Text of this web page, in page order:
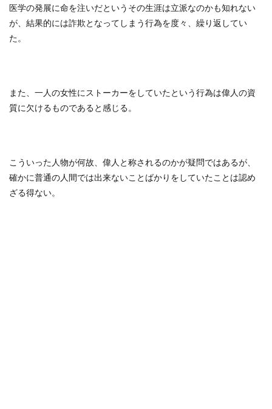
医学の発展に命を注いだというその生涯は立派なのかも知れない
が、結果的には詐欺となってしまう行為を度々、繰り返してい
た。
また、一人の女性にストーカーをしていたという行為は偉人の資
質に欠けるものであると感じる。
こういった人物が何故、偉人と称されるのかが疑問ではあるが、
確かに普通の人間では出来ないことばかりをしていたことは認め
ざる得ない。